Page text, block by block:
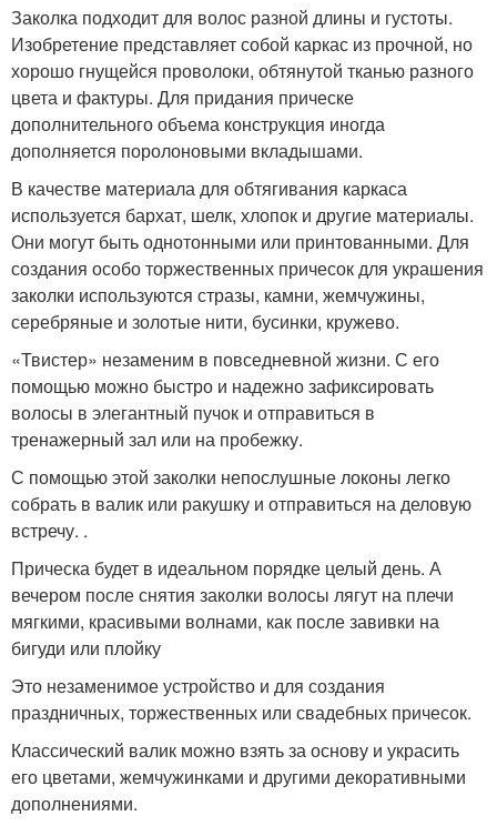
Заколка подходит для волос разной длины и густоты.
Изобретение представляет собой каркас из прочной, но
хорошо гнущейся проволоки, обтянутой тканью разного
цвета и фактуры. Для придания прическе
дополнительного объема конструкция иногда
дополняется поролоновыми вкладышами.
В качестве материала для обтягивания каркаса
используется бархат, шелк, хлопок и другие материалы.
Они могут быть однотонными или принтованными. Для
создания особо торжественных причесок для украшения
заколки используются стразы, камни, жемчужины,
серебряные и золотые нити, бусинки, кружево.
«Твистер» незаменим в повседневной жизни. С его
помощью можно быстро и надежно зафиксировать
волосы в элегантный пучок и отправиться в
тренажерный зал или на пробежку.
С помощью этой заколки непослушные локоны легко
собрать в валик или ракушку и отправиться на деловую
встречу. .
Прическа будет в идеальном порядке целый день. А
вечером после снятия заколки волосы лягут на плечи
мягкими, красивыми волнами, как после завивки на
бигуди или плойку
Это незаменимое устройство и для создания
праздничных, торжественных или свадебных причесок.
Классический валик можно взять за основу и украсить
его цветами, жемчужинками и другими декоративными
дополнениями.